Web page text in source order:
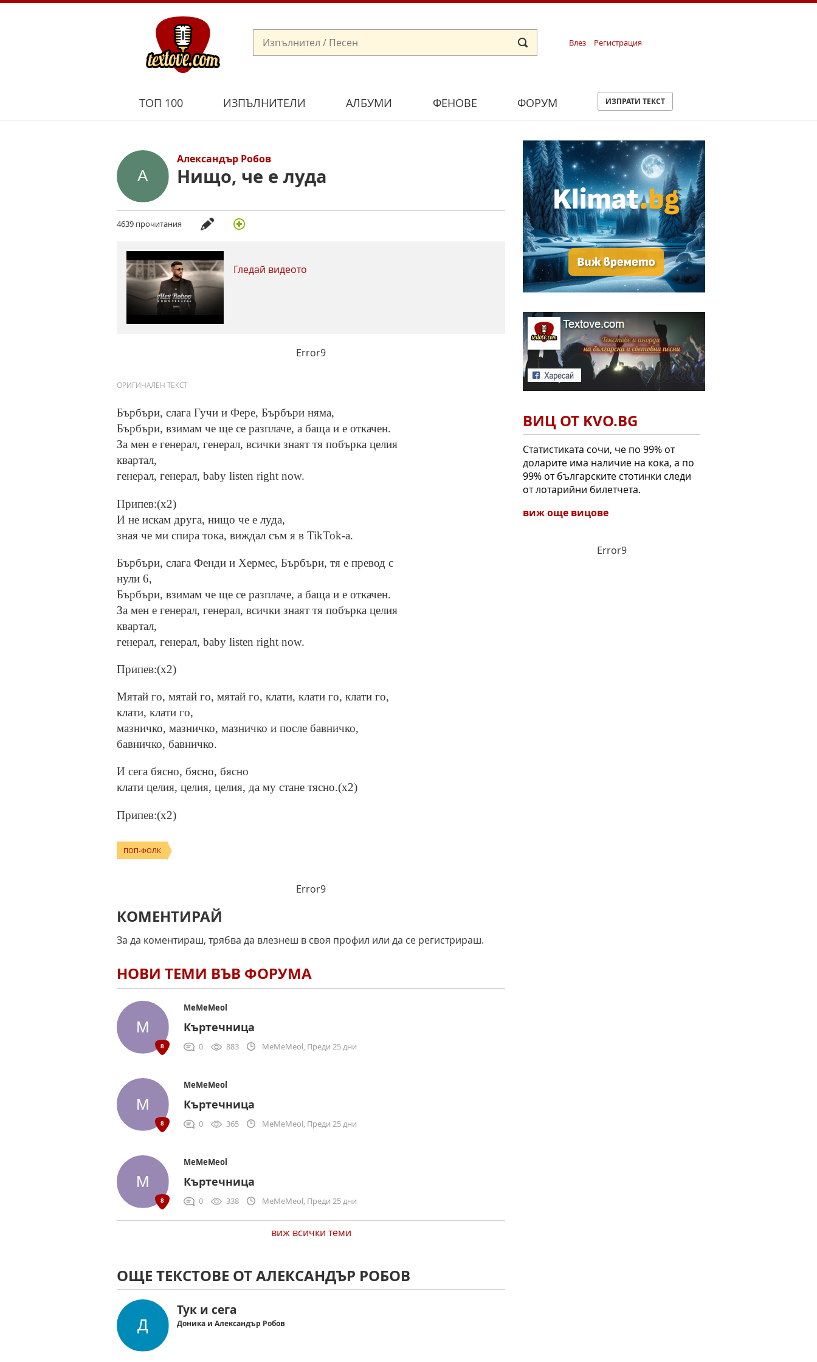
Влез Регистрация
ТОП 100 ИЗПЪЛНИТЕЛИ АЛБУМИ ФЕНОВЕ ФОРУМ ИЗПРАТИ ТЕКСТ
Александър Робов
Нищо, че е луда
4639 прочитания
Гледай видеото
Error9
ОРИГИНАЛЕН ТЕКСТ
Бърбъри, слага Гучи и Фере, Бърбъри няма,
Бърбъри, взимам че ще се разплаче, а баща и е откачен.
За мен е генерал, генерал, всички знаят тя побърка целия
квартал,
генерал, генерал, baby listen right nоw.
Припев:(x2)
И не искам друга, нищо че е луда,
зная че ми спира тока, виждал съм я в TikTok-а.
Бърбъри, слага Фенди и Хермес, Бърбъри, тя е превод с
нули 6,
Бърбъри, взимам че ще се разплаче, а баща и е откачен.
За мен е генерал, генерал, всички знаят тя побърка целия
квартал,
генерал, генерал, baby listen right nоw.
Припев:(x2)
Мятай го, мятай го, мятай го, клати, клати го, клати го,
клати, клати го,
мазничко, мазничко, мазничко и после бавничко,
бавничко, бавничко.
И сега бясно, бясно, бясно
клати целия, целия, целия, да му стане тясно.(x2)
Припев:(x2)
ПОП-ФОЛК
Error9
КОМЕНТИРАЙ
За да коментираш, трябва да влезнеш в своя профил или да се регистрираш.
НОВИ ТЕМИ ВЪВ ФОРУМА
MeMeMeol
Къртечница
0 883 MeMeMeol, Преди 25 дни
MeMeMeol
Къртечница
0 365 MeMeMeol, Преди 25 дни
MeMeMeol
Къртечница
0 338 MeMeMeol, Преди 25 дни
виж всички теми
ОЩЕ ТЕКСТОВЕ ОТ АЛЕКСАНДЪР РОБОВ
Тук и сега
Доника и Александър Робов
ВИЦ ОТ KVO.BG
Статистиката сочи, че по 99% от
доларите има наличие на кока, а по
99% от българските стотинки следи
от лотарийни билетчета.
виж още вицове
Error9